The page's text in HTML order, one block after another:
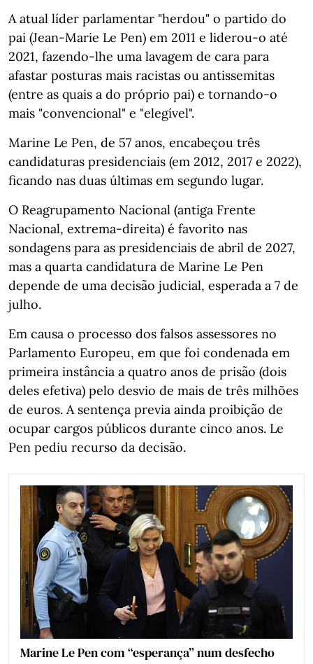
A atual líder parlamentar "herdou" o partido do
pai (Jean-Marie Le Pen) em 2011 e liderou-o até
2021, fazendo-lhe uma lavagem de cara para
afastar posturas mais racistas ou antissemitas
(entre as quais a do próprio pai) e tornando-o
mais "convencional" e "elegível".
Marine Le Pen, de 57 anos, encabeçou três
candidaturas presidenciais (em 2012, 2017 e 2022),
ficando nas duas últimas em segundo lugar.
O Reagrupamento Nacional (antiga Frente
Nacional, extrema-direita) é favorito nas
sondagens para as presidenciais de abril de 2027,
mas a quarta candidatura de Marine Le Pen
depende de uma decisão judicial, esperada a 7 de
julho.
Em causa o processo dos falsos assessores no
Parlamento Europeu, em que foi condenada em
primeira instância a quatro anos de prisão (dois
deles efetiva) pelo desvio de mais de três milhões
de euros. A sentença previa ainda proibição de
ocupar cargos públicos durante cinco anos. Le
Pen pediu recurso da decisão.
Marine Le Pen com “esperança” num desfecho